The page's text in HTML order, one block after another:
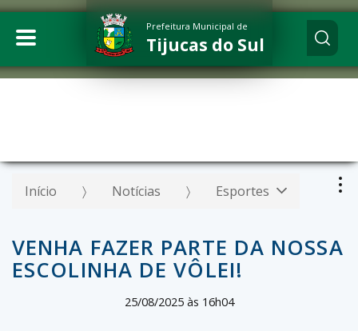
Prefeitura Municipal de
Tijucas do Sul
Início Notícias Esportes
VENHA FAZER PARTE DA NOSSA
ESCOLINHA DE VÔLEI!
25/08/2025 às 16h04